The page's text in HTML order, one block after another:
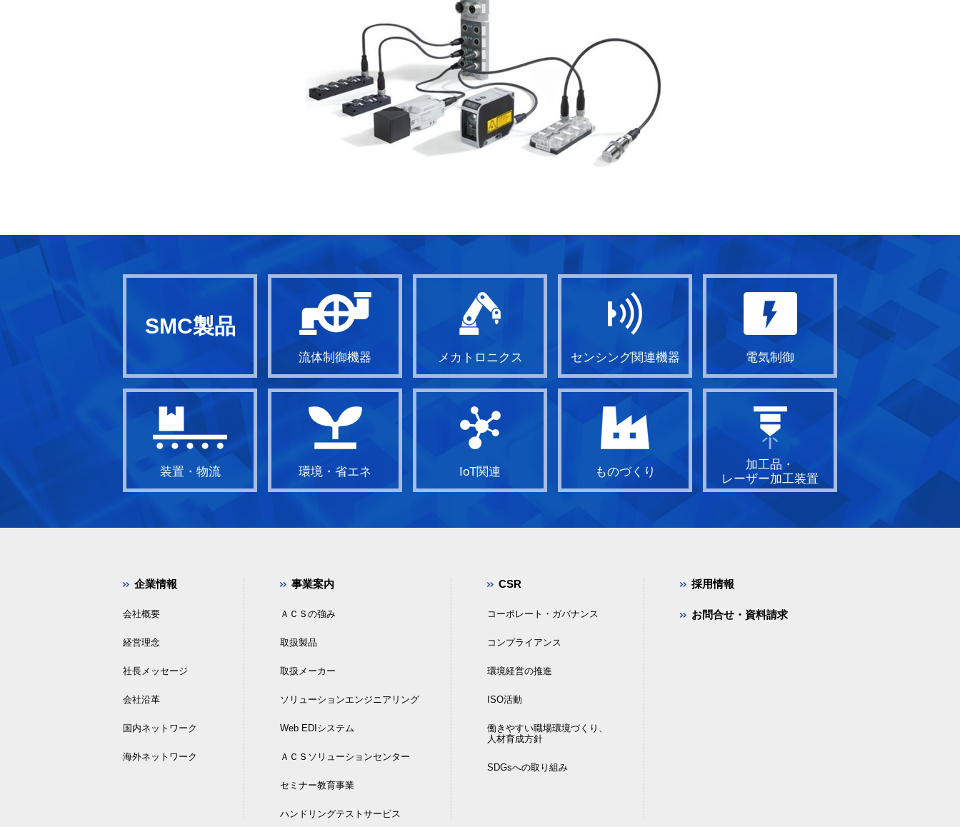
SMC製品
流体制御機器 メカトロニクス センシング関連機器 電気制御
装置・物流 環境・省エネ IoT関連 ものづくり
加工品・
レーザー加工装置
企業情報
会社概要
経営理念
社長メッセージ
会社沿革
国内ネットワーク
海外ネットワーク
事業案内
ＡＣＳの強み
取扱製品
取扱メーカー
ソリューションエンジニアリング
Web EDIシステム
ＡＣＳソリューションセンター
セミナー教育事業
ハンドリングテストサービス
CSR
コーポレート・ガバナンス
コンプライアンス
環境経営の推進
ISO活動
働きやすい職場環境づくり、
人材育成方針
SDGsへの取り組み
採用情報
お問合せ・資料請求